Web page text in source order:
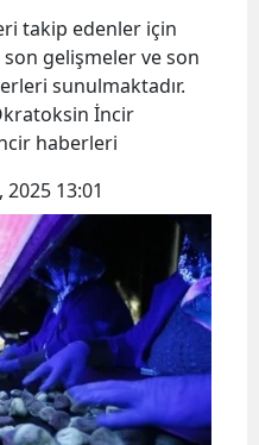
takip edenler için
gelişmeler ve son
sunulmaktadır.
İncir
haberleri
2025 13:01